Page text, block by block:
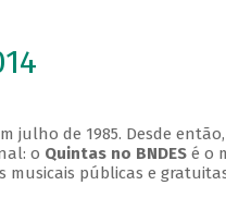
julho de 1985. Desde
o Quintas no BNDESé o
públicas e